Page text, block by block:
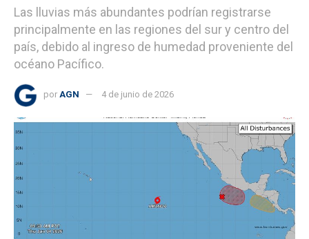
Las lluvias más abundantes podrían registrarse
principalmente en las regiones del sur y centro del
país, debido al ingreso de humedad proveniente del
océano Pacífico.
por AGN 4 de junio de 2026